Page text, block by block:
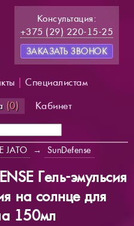
Консультация:
+375 (29) 220-15-25
ЗАКАЗАТЬ ЗВОНОК
Специалистам
(0) Кабинет
JATO → SunDefense
Гель-эмульсия
на солнце для
150мл